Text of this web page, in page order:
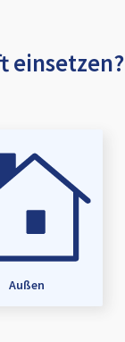
einsetzen?
Außen